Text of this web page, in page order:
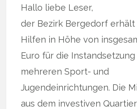
Hallo liebe Leser,
der Bezirk Bergedorf erhält
Hilfen in Höhe von
Euro für die Instandsetzung
mehreren Sport- und
Jugendeinrichtungen. Die
aus dem investiven